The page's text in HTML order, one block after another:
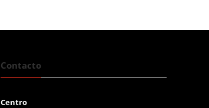
Contacto
Centro